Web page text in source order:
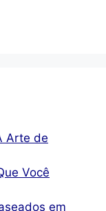
Arte de
Você
em